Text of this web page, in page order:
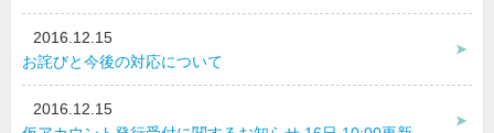
2016.12.15
お詫びと今後の対応について
2016.12.15